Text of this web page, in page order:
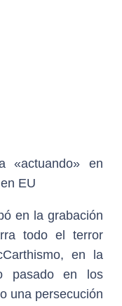
«actuando» en
EU
en la grabación
todo el terror
en la
pasado en los
una persecución